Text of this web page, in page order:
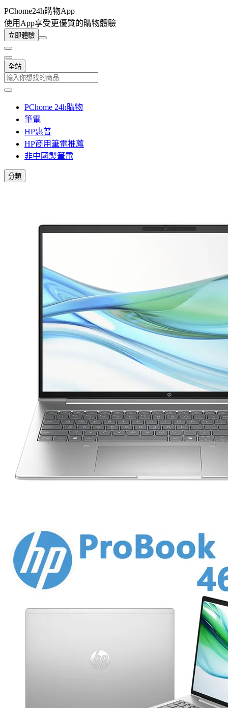
PChome24h購物App
使用App享受更優質的購物體驗
立即體驗
全站
PChome 24h購物
筆電
HP惠普
HP商用筆電推薦
非中國製筆電
分類